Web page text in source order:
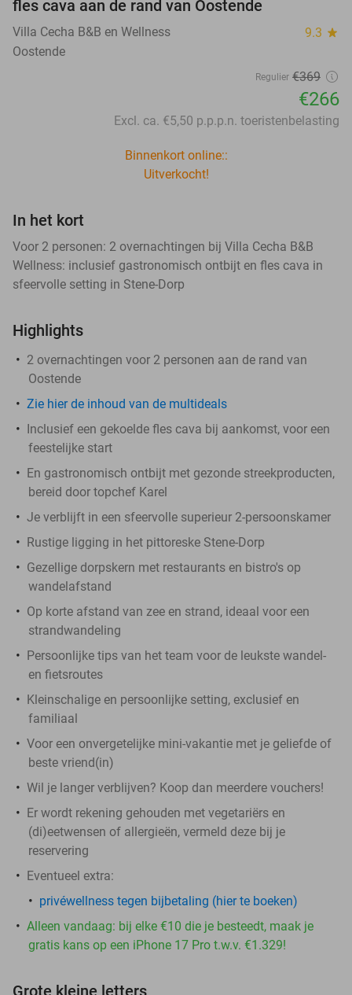
fles cava aan de rand van Oostende
Villa Cecha B&B en Wellness 9.3 star
Oostende
Regulier €369
€266
Excl. ca. €5,50 p.p.p.n. toeristenbelasting
Binnenkort online::
Uitverkocht!
In het kort
Voor 2 personen: 2 overnachtingen bij Villa Cecha B&B
Wellness: inclusief gastronomisch ontbijt en fles cava in
sfeervolle setting in Stene-Dorp
Highlights
2 overnachtingen voor 2 personen aan de rand van
Oostende
Zie hier de inhoud van de multideals
Inclusief een gekoelde fles cava bij aankomst, voor een
feestelijke start
En gastronomisch ontbijt met gezonde streekproducten,
bereid door topchef Karel
Je verblijft in een sfeervolle superieur 2-persoonskamer
Rustige ligging in het pittoreske Stene-Dorp
Gezellige dorpskern met restaurants en bistro's op
wandelafstand
Op korte afstand van zee en strand, ideaal voor een
strandwandeling
Persoonlijke tips van het team voor de leukste wandel-
en fietsroutes
Kleinschalige en persoonlijke setting, exclusief en
familiaal
Voor een onvergetelijke mini-vakantie met je geliefde of
beste vriend(in)
Wil je langer verblijven? Koop dan meerdere vouchers!
Er wordt rekening gehouden met vegetariërs en
(di)eetwensen of allergieën, vermeld deze bij je
reservering
Eventueel extra:
privéwellness tegen bijbetaling (hier te boeken)
Alleen vandaag: bij elke €10 die je besteedt, maak je
gratis kans op een iPhone 17 Pro t.w.v. €1.329!
Grote kleine letters